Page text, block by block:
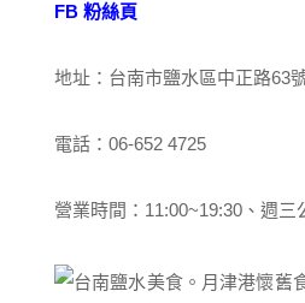
FB 粉絲頁
地址：台南市鹽水區中正路63
電話：06-652 4725
營業時間：11:00~19:30、週三